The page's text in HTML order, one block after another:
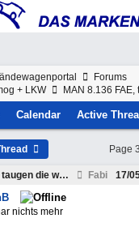
Forums
+ LKW MAN 8.136
Calendar Active
Page
Re: MAN 8.136 FAE, taugen die was? Fabi 17/
nichts mehr